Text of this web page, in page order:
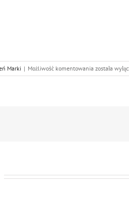
Marki | Możliwość komentowania Serwis
produktów
została